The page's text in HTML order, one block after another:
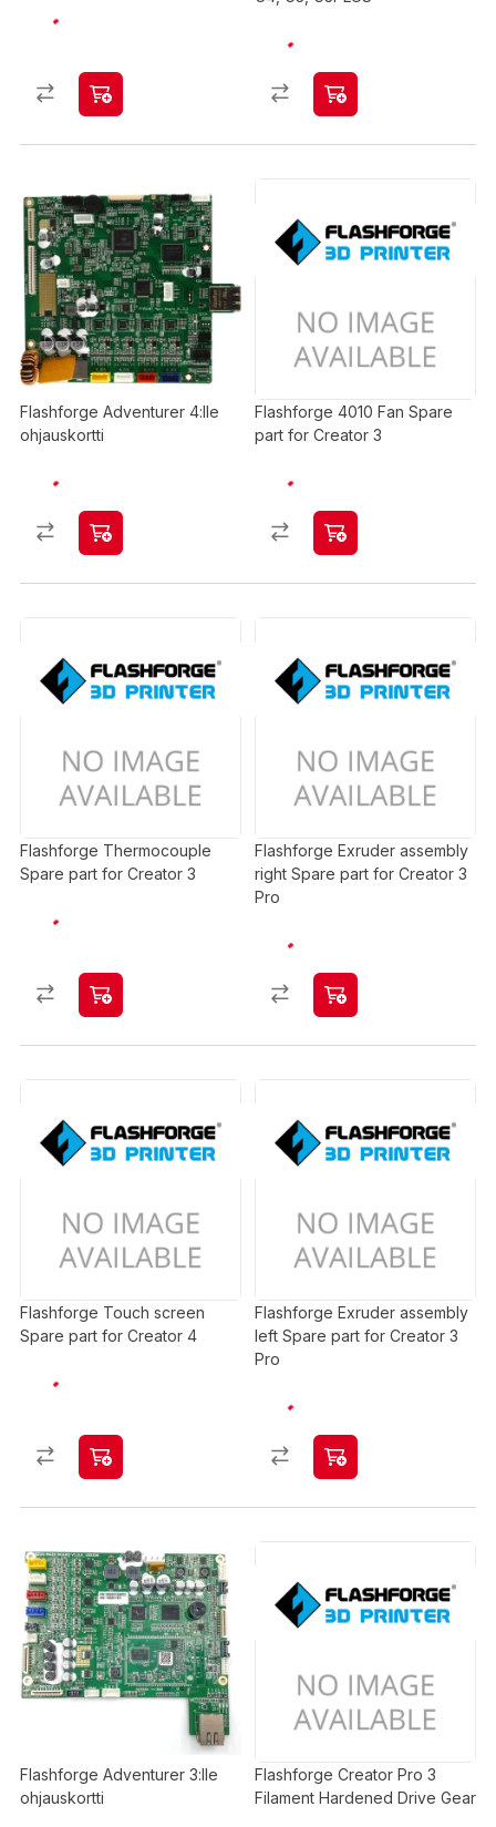
Flashforge Adventurer 4:lle
ohjauskortti
Flashforge 4010 Fan Spare
part for Creator 3
Flashforge Thermocouple
Spare part for Creator 3
Flashforge Exruder assembly
right Spare part for Creator 3
Pro
Flashforge Touch screen
Spare part for Creator 4
Flashforge Exruder assembly
left Spare part for Creator 3
Pro
Flashforge Adventurer 3:lle
ohjauskortti
Flashforge Creator Pro 3
Filament Hardened Drive Gear